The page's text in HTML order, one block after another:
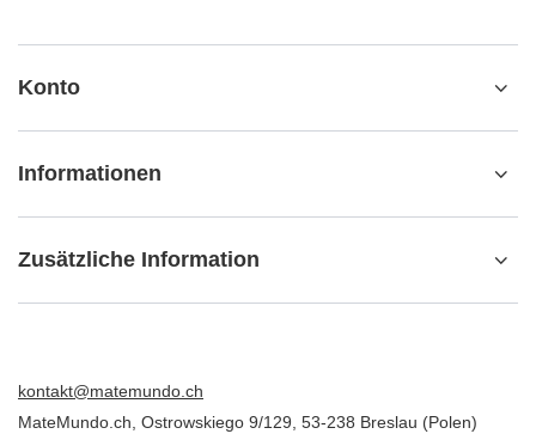
Ich möchte die Ware reklamieren
Ich möchte die Ware zurückgeben
Ich möchte die Ware umtauschen
Konto
Informationen